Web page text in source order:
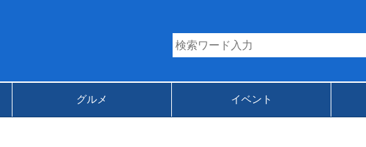
グルメ イベント